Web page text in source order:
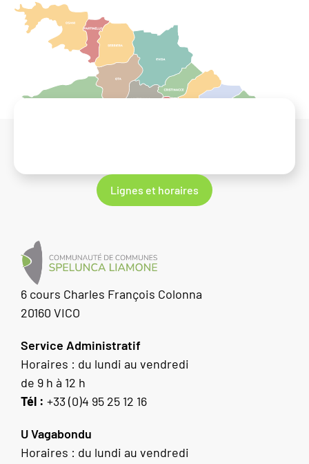
Lignes et horaires
6 cours Charles François Colonna
20160 VICO
Service Administratif
Horaires : du lundi au vendredi
de 9 h à 12 h
Tél : +33 (0)4 95 25 12 16
U Vagabondu
Horaires : du lundi au vendredi